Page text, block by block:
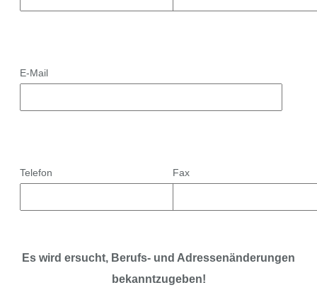
E-Mail
Telefon Fax
Es wird ersucht, Berufs- und Adressenänderungen
bekanntzugeben!